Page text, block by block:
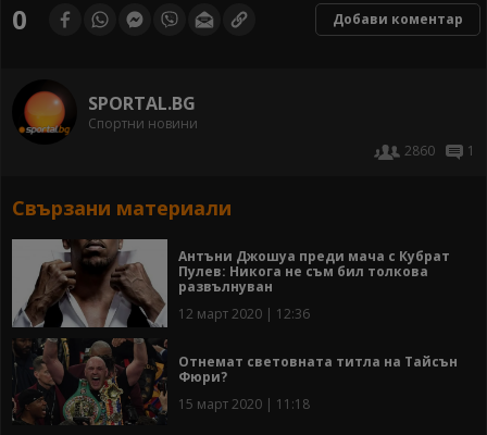
0 Добави коментар
SPORTAL.BG
Спортни новини
2860
1
Свързани материали
Антъни Джошуа преди мача с Кубрат
Пулев: Никога не съм бил толкова
развълнуван
12 март 2020 | 12:36
Отнемат световната титла на Тайсън
Фюри?
15 март 2020 | 11:18